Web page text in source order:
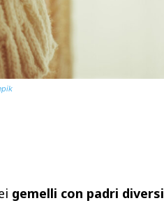
gemelli con padri diversi